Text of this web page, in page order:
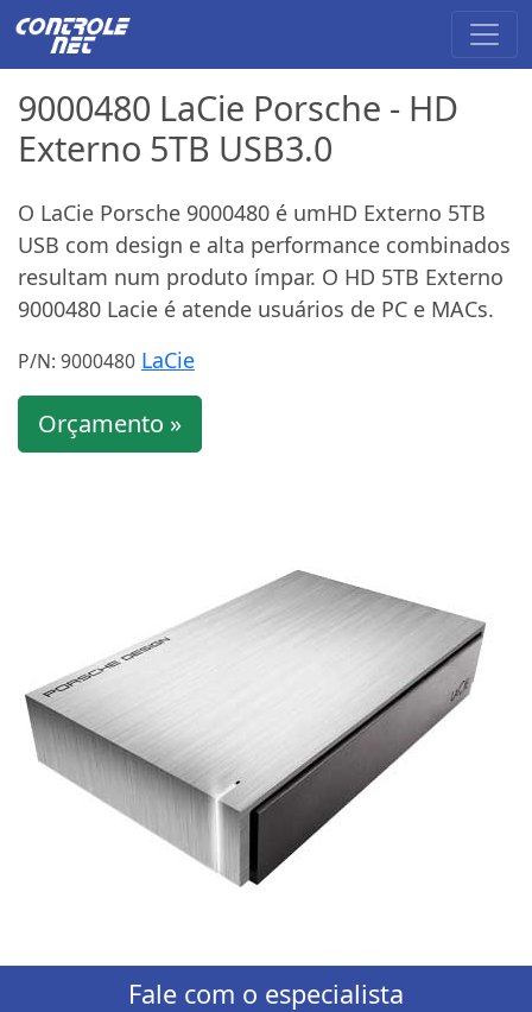
9000480 LaCie Porsche - HD
Externo 5TB USB3.0
O LaCie Porsche 9000480 é umHD Externo 5TB
USB com design e alta performance combinados
resultam num produto ímpar. O HD 5TB Externo
9000480 Lacie é atende usuários de PC e MACs.
P/N: 9000480 LaCie
Orçamento »
Fale com o especialista